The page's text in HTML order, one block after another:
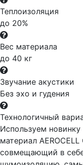
Теплоизоляция
до 20%
Вес материала
до 40 кг
Звучание акустики
Без эхо и гудения
Технологичный
Используем
материал
совмещающий в